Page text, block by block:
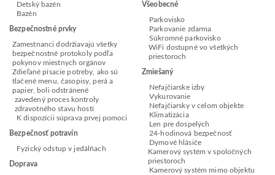
Detský bazén
Bazén
Bezpečnostné prvky
Zamestnanci dodržiavajú všetky
bezpečnostné protokoly podľa
pokynov miestnych orgánov
Zdieľané písacie potreby, ako sú
tlačené menu, časopisy, perá a
papier, boli odstránené
zavedený proces kontroly
zdravotného stavu hostí
K dispozícii súprava prvej pomoci
Bezpečnosť potravín
Fyzický odstup v jedálňach
Doprava
Všeobecné
Parkovisko
Parkovanie zdarma
Súkromné parkovisko
WiFi dostupné vo všetkých
priestoroch
Zmiešaný
Nefajčiarske izby
Vykurovanie
Nefajčiarsky v celom objekte
Klimatizácia
Len pre dospelých
24-hodinová bezpečnosť
Dymové hlásiče
Kamerový systém v spoločných
priestoroch
Kamerový systém mimo objektu